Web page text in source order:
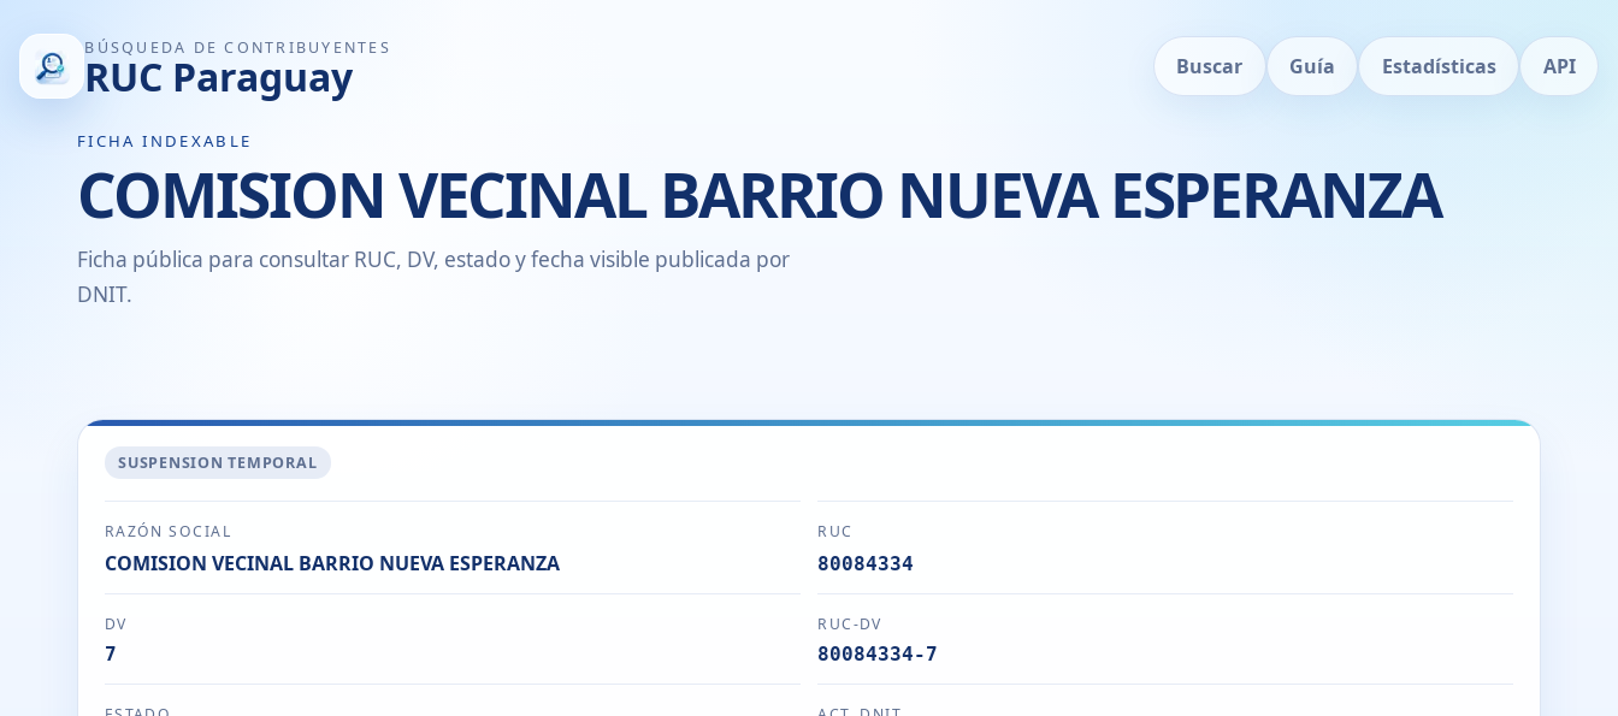
BÚSQUEDA DE CONTRIBUYENTES
RUC Paraguay Buscar Guía Estadísticas API
FICHA INDEXABLE
COMISION VECINAL BARRIO NUEVA ESPERANZA
Ficha pública para consultar RUC, DV, estado y fecha visible publicada por
DNIT.
SUSPENSION TEMPORAL
RAZÓN SOCIAL
COMISION VECINAL BARRIO NUEVA ESPERANZA
RUC
80084334
DV
7
RUC-DV
80084334-7